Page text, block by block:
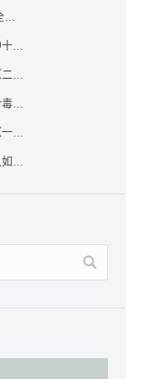
福州毒品律师推荐:最高院刑五庭庭长：对《全国法院毒品案件审判工作会议纪要》的理解与适用
福州毒品律师推荐阅读：《昆明会议纪要》中十个“意想不到”的规定
福州毒品辩护律师分享—代购毒品辩护观点（二）——“牟利”之辩
福州毒品辩护律师分享—走私百公斤冰毒？对毒品缺失型走私毒品罪案件，该如何有效辩护
福州毒品辩护律师分享—代购毒品辩护观点（一）——“真假”之辩
福州毒品犯罪辩护律师分享—毒品犯罪辩护之如何提炼言辞证据